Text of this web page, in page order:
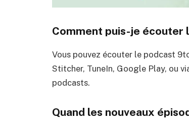
Comment puis-je écouter
Vous pouvez écouter le podcast
Stitcher, TuneIn, Google Play, ou
podcasts.
Quand les nouveaux